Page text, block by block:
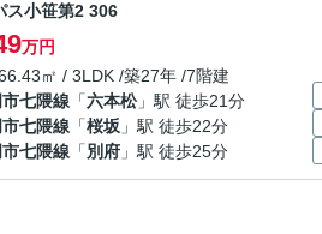
ス小笹第2 306
万円
㎡ / 3LDK /築27年 /7階建
七隈線 「六本松」駅 徒歩21分
七隈線 「桜坂 」駅 徒歩22分
七隈線 「別府 」駅 徒歩25分